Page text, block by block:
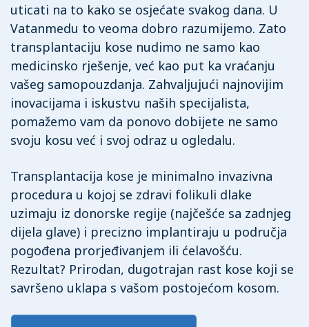
uticati na to kako se osjećate svakog dana. U
Vatanmedu to veoma dobro razumijemo. Zato
transplantaciju kose nudimo ne samo kao
medicinsko rješenje, već kao put ka vraćanju
vašeg samopouzdanja. Zahvaljujući najnovijim
inovacijama i iskustvu naših specijalista,
pomažemo vam da ponovo dobijete ne samo
svoju kosu već i svoj odraz u ogledalu.
Transplantacija kose je minimalno invazivna
procedura u kojoj se zdravi folikuli dlake
uzimaju iz donorske regije (najčešće sa zadnjeg
dijela glave) i precizno implantiraju u područja
pogođena prorjeđivanjem ili ćelavošću.
Rezultat? Prirodan, dugotrajan rast kose koji se
savršeno uklapa s vašom postojećom kosom.